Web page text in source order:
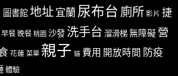
圖書館地址宜蘭尿布台 廁所 影片 捷
早餐 晚餐 桃園 沙發 洗手台 溜滑梯無障礙 營
花蓮 菜單 親子 貓 費用 開放時間 防疫
體驗